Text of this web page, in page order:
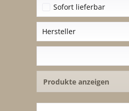
Sofort lieferbar
Hersteller
Produkte anzeigen